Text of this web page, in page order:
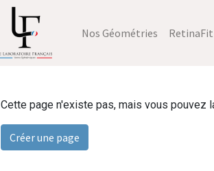
Nos Géométries RetinaFit
Cette page n'existe pas, mais vous pouvez
Créer une page